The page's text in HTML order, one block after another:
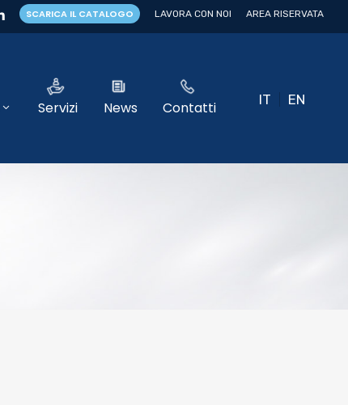
SCARICA IL CATALOGO LAVORA CON NOI AREA RISERVATA
Servizi News Contatti IT EN